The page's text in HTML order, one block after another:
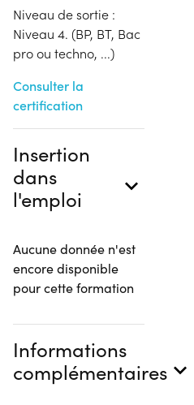
Niveau de sortie :
Niveau 4. (BP, BT, Bac
pro ou techno, ...)
Consulter la
certification
Insertion
dans
l'emploi
Aucune donnée n'est
encore disponible
pour cette formation
Informations
complémentaires